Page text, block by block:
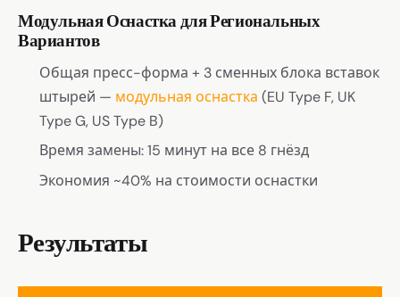
Модульная Оснастка для Региональных
Вариантов
Общая пресс-форма + 3 сменных блока вставок
штырей — модульная оснастка (EU Type F, UK
Type G, US Type B)
Время замены: 15 минут на все 8 гнёзд
Экономия ~40% на стоимости оснастки
Результаты